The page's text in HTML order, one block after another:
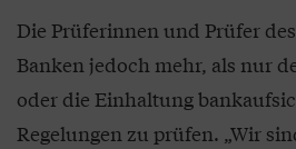
Die Prüferinnen und Prüfer
Banken jedoch mehr, als nur
oder die Einhaltung
Regelungen zu prüfen. „Wir